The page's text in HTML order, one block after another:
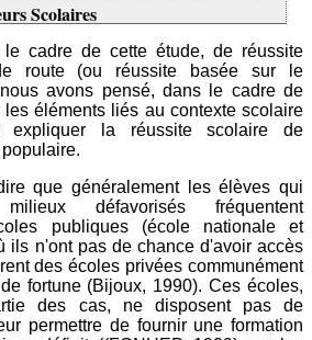
Scolaires
cadre de cette étude, de réussite
route (ou réussite basée sur le
avons pensé, dans le cadre de
éléments liés au contexte scolaire
expliquer la réussite scolaire de
que généralement les élèves qui
défavorisés fréquentent
publiques (école nationale et
ils n'ont pas de chance d'avoir accès
des écoles privées communément
fortune (Bijoux, 1990). Ces écoles,
des cas, ne disposent pas de
permettre de fournir une formation